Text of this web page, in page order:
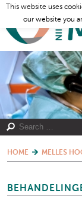
HOME MELLES
This website uses
our website you